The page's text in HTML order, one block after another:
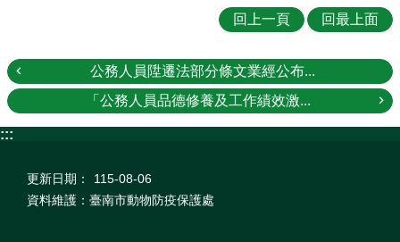
回上一頁 回最上面
公務人員陞遷法部分條文業經公布...
「公務人員品德修養及工作績效激...
:::
更新日期：
115-08-06
資料維護：臺南市動物防疫保護處